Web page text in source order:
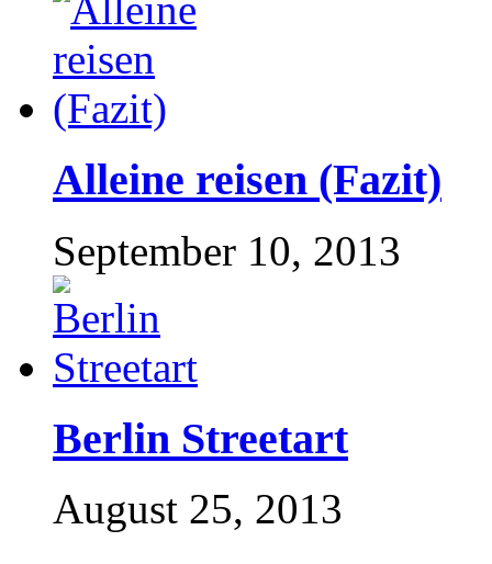
Alleine reisen (Fazit)
September 10, 2013
Berlin Streetart
August 25, 2013